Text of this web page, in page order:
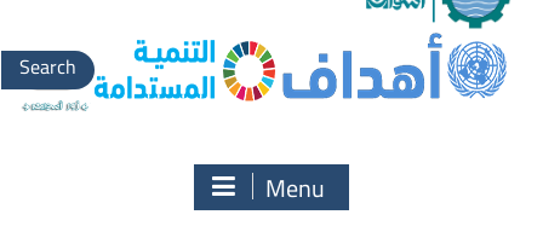
Search
for:
Menu